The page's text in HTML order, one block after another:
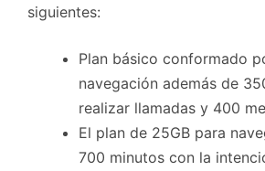
siguientes:
Plan básico conformado
navegación además de
realizar llamadas y 400
El plan de 25GB para
700 minutos con la